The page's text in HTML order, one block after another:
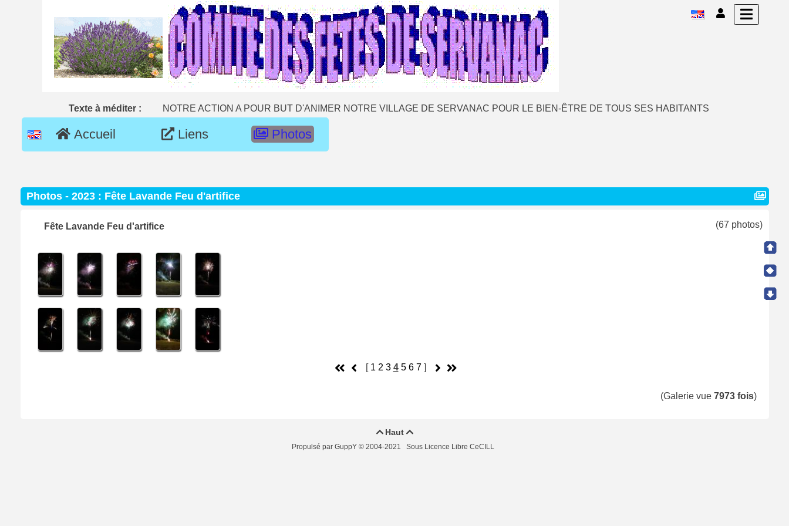
Texte à méditer : NOTRE ACTION A POUR BUT D'ANIMER NOTRE VILLAGE DE SERVANAC POUR LE BIEN-ÊTRE DE TOUS SES HABITANTS
Accueil Liens Photos
Photos - 2023 : Fête Lavande Feu d'artifice
Fête Lavande Feu d'artifice (67 photos)
[ 1 2 3 4 5 6 7]
(Galerie vue 7973 fois)
Haut 
Propulsé par GuppY © 2004-2021 Sous Licence Libre CeCILL